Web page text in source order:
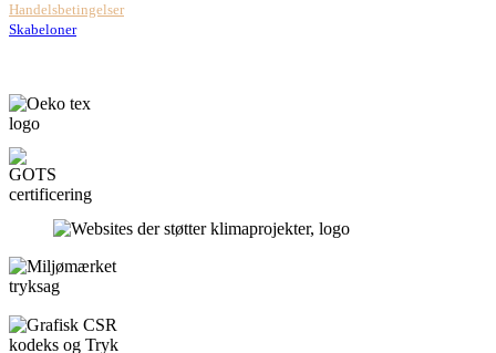
Handelsbetingelser
Skabeloner